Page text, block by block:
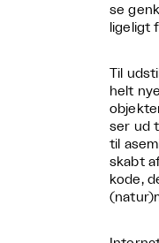
se
ligeligt
Til
helt
ser ud
til
skabt
kode,